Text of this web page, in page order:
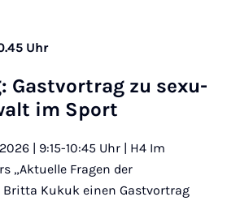
Uhr
Gast­vor­trag zu se­xu­
im Sport
| 9:15-10:45 Uhr | H4 Im
„Aktuelle Fragen der
Britta Kukuk einen Gastvortrag